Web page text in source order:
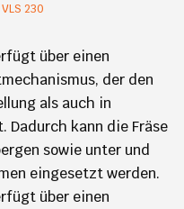
VLS 230
über einen
der den
als auch in
kann die Fräse
sowie unter und
eingesetzt werden.
über einen